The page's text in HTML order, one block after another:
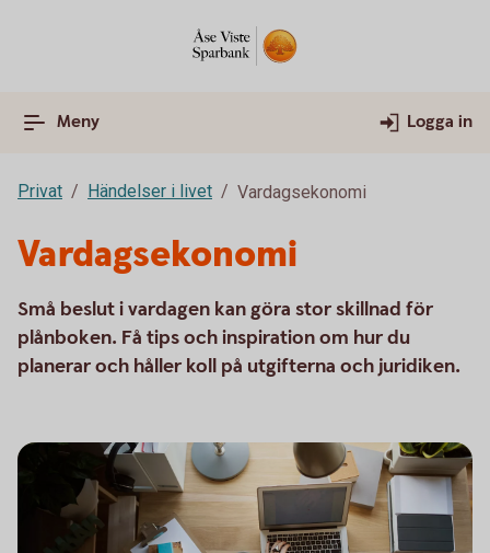
Meny Logga in
Privat Händelser i livet Vardagsekonomi
Vardagsekonomi
Små beslut i vardagen kan göra stor skillnad för
plånboken. Få tips och inspiration om hur du
planerar och håller koll på utgifterna och juridiken.